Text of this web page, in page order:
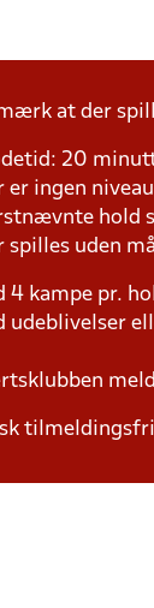
at der
20
er ingen
hold
spilles uden
4 kampe pr.
udeblivelser